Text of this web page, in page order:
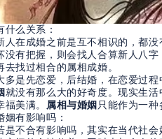
什么关系：
人在成婚之前是互不相识的，都
没有把握，则会找人合算新人八字
去找过相合的属相成婚。
多是先恋爱，后结婚，在恋爱过
就没有那么大的好奇度。现实生活
美满。
属相与婚姻 只能作为一种
姻有影响吗：
是不合有影响吗，其实在当代社